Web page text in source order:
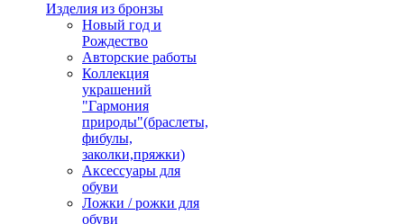
Изделия из бронзы
Новый год и
Рождество
Авторские работы
Коллекция
украшений
"Гармония
природы"(браслеты,
фибулы,
заколки,пряжки)
Аксессуары для
обуви
Ложки / рожки для
обуви